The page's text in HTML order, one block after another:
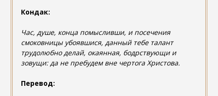
Кондак:
Час, душе, конца помысливши, и посечения
смоковницы убоявшися, данный тебе талант
трудолюбно делай, окаянная, бодрствующи и
зовущи: да не пребудем вне чертога Христова.
Перевод: